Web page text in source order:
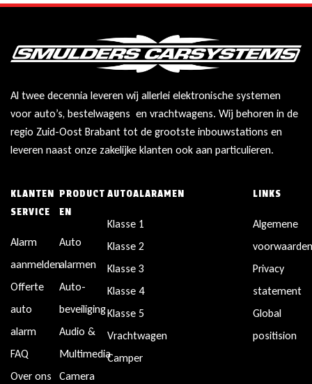
Al twee decennia leveren wij allerlei elektronische systemen
voor auto’s, bestelwagens en vrachtwagens. Wij behoren in de
regio Zuid-Oost Brabant tot de grootste inbouwstations en
leveren naast onze zakelijke klanten ook aan particulieren.
KLANTEN
SERVICE
Alarm
aanmelden
Offerte
auto
alarm
FAQ
Over ons
PRODUCT
EN
Auto
alarmen
Auto-
beveiliging
Audio &
Multimedia
Camera
AUTOALARAMEN
Klasse 1
Klasse 2
Klasse 3
Klasse 4
Klasse 5
Vrachtwagen
Camper
LINKS
Algemene
Privacy
statement
Global
positision